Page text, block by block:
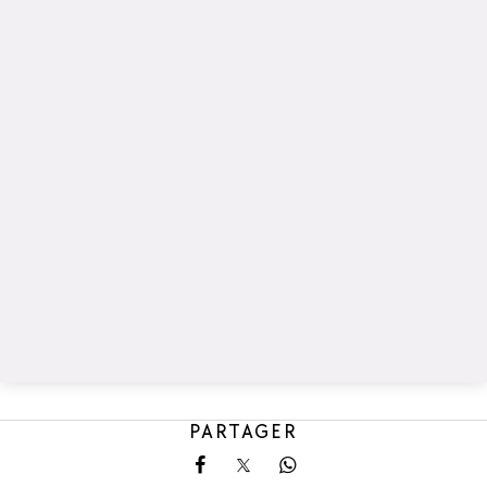
PARTAGER
Partager sur Facebook
Partager sur X
Partager sur